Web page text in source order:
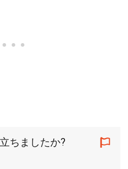
ちましたか?